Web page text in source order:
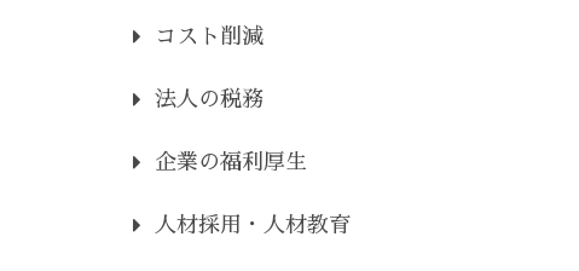
コスト削減
法人の税務
企業の福利厚生
人材採用・人材教育